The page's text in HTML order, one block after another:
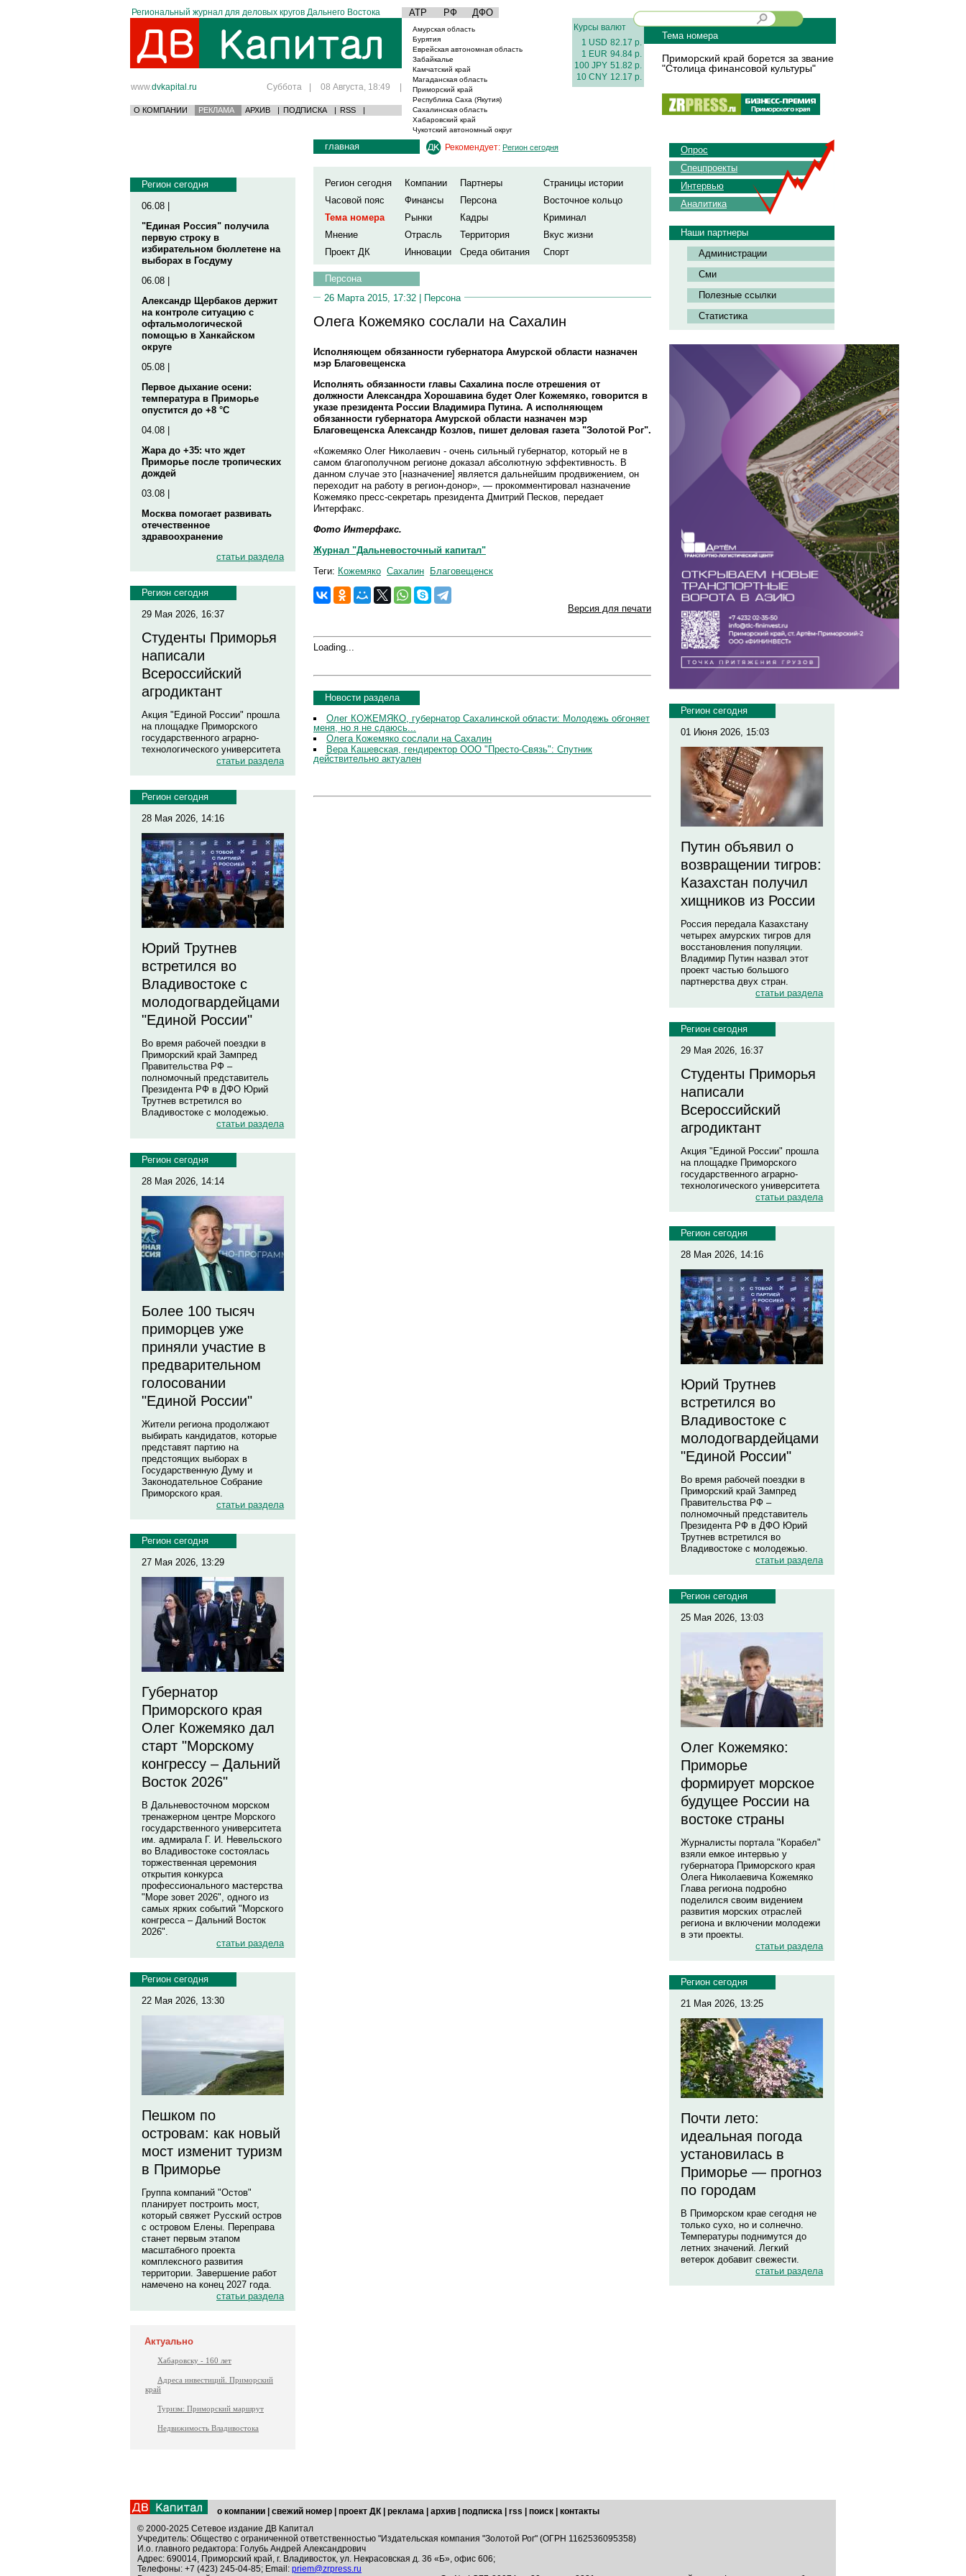
Региональный журнал для деловых кругов Дальнего Востока АТР РФ ДФО
www.dvkapital.ru Суббота | 08 Августа, 18:49 |
О КОМПАНИИ РЕКЛАМА АРХИВ | ПОДПИСКА | RSS |
Амурская область
Бурятия
Еврейская автономная область
Забайкалье
Камчатский край
Магаданская область
Приморский край
Республика Саха (Якутия)
Сахалинская область
Хабаровский край
Чукотский автономный округ
Курсы валют
1 USD 82.17 р.
1 EUR 94.84 р.
100 JPY 51.82 р.
10 CNY 12.17 р.
Тема номера
Приморский край борется за звание
"Столица финансовой культуры"
Регион сегодня
06.08 |
"Единая Россия" получила
первую строку в
избирательном бюллетене на
выборах в Госдуму
06.08 |
Александр Щербаков держит
на контроле ситуацию с
офтальмологической
помощью в Ханкайском
округе
05.08 |
Первое дыхание осени:
температура в Приморье
опустится до +8 °C
04.08 |
Жара до +35: что ждет
Приморье после тропических
дождей
03.08 |
Москва помогает развивать
отечественное
здравоохранение
статьи раздела
Регион сегодня
29 Мая 2026, 16:37
Студенты Приморья
написали
Всероссийский
агродиктант
Акция "Единой России" прошла
на площадке Приморского
государственного аграрно-
технологического университета
статьи раздела
Регион сегодня
28 Мая 2026, 14:16
Юрий Трутнев
встретился во
Владивостоке с
молодогвардейцами
"Единой России"
Во время рабочей поездки в
Приморский край Зампред
Правительства РФ –
полномочный представитель
Президента РФ в ДФО Юрий
Трутнев встретился во
Владивостоке с молодежью.
статьи раздела
Регион сегодня
28 Мая 2026, 14:14
Более 100 тысяч
приморцев уже
приняли участие в
предварительном
голосовании
"Единой России"
Жители региона продолжают
выбирать кандидатов, которые
представят партию на
предстоящих выборах в
Государственную Думу и
Законодательное Собрание
Приморского края.
статьи раздела
Регион сегодня
27 Мая 2026, 13:29
Губернатор
Приморского края
Олег Кожемяко дал
старт "Морскому
конгрессу – Дальний
Восток 2026"
В Дальневосточном морском
тренажерном центре Морского
государственного университета
им. адмирала Г. И. Невельского
во Владивостоке состоялась
торжественная церемония
открытия конкурса
профессионального мастерства
"Море зовет 2026", одного из
самых ярких событий "Морского
конгресса – Дальний Восток
2026".
статьи раздела
Регион сегодня
22 Мая 2026, 13:30
Пешком по
островам: как новый
мост изменит туризм
в Приморье
Группа компаний "Остов"
планирует построить мост,
который свяжет Русский остров
с островом Елены. Переправа
станет первым этапом
масштабного проекта
комплексного развития
территории. Завершение работ
намечено на конец 2027 года.
статьи раздела
Актуально
Хабаровску - 160 лет
Адреса инвестиций. Приморский
край
Туризм: Приморский маршрут
Недвижимость Владивостока
главная Рекомендует: Регион сегодня
Регион сегодня Компании Партнеры
Страницы истории
Часовой пояс
Финансы Персона
Восточное кольцо
Тема номера
Рынки Кадры
Криминал
Мнение
Отрасль Территория
Вкус жизни
Проект ДК
Инновации Среда обитания Спорт
Персона
26 Марта 2015, 17:32 | Персона
Олега Кожемяко сослали на Сахалин
Исполняющем обязанности губернатора Амурской области назначен
мэр Благовещенска
Исполнять обязанности главы Сахалина после отрешения от
должности Александра Хорошавина будет Олег Кожемяко, говорится в
указе президента России Владимира Путина. А исполняющем
обязанности губернатора Амурской области назначен мэр
Благовещенска Александр Козлов, пишет деловая газета "Золотой Рог".
«Кожемяко Олег Николаевич - очень сильный губернатор, который не в
самом благополучном регионе доказал абсолютную эффективность. В
данном случае это [назначение] является дальнейшим продвижением, он
переходит на работу в регион-донор», — прокомментировал назначение
Кожемяко пресс-секретарь президента Дмитрий Песков, передает
Интерфакс.
Фото Интерфакс.
Журнал "Дальневосточный капитал"
Теги: Кожемяко Сахалин Благовещенск
Версия для печати
Loading...
Новости раздела
Олег КОЖЕМЯКО, губернатор Сахалинской области: Молодежь обгоняет
меня, но я не сдаюсь...
Олега Кожемяко сослали на Сахалин
Вера Кашевская, гендиректор ООО "Престо-Связь": Спутник
действительно актуален
Опрос
Спецпроекты
Интервью
Аналитика
Наши партнеры
Администрации
Сми
Полезные ссылки
Статистика
Регион сегодня
01 Июня 2026, 15:03
Путин объявил о
возвращении тигров:
Казахстан получил
хищников из России
Россия передала Казахстану
четырех амурских тигров для
восстановления популяции.
Владимир Путин назвал этот
проект частью большого
партнерства двух стран.
статьи раздела
Регион сегодня
29 Мая 2026, 16:37
Студенты Приморья
написали
Всероссийский
агродиктант
Акция "Единой России" прошла
на площадке Приморского
государственного аграрно-
технологического университета
статьи раздела
Регион сегодня
28 Мая 2026, 14:16
Юрий Трутнев
встретился во
Владивостоке с
молодогвардейцами
"Единой России"
Во время рабочей поездки в
Приморский край Зампред
Правительства РФ –
полномочный представитель
Президента РФ в ДФО Юрий
Трутнев встретился во
Владивостоке с молодежью.
статьи раздела
Регион сегодня
25 Мая 2026, 13:03
Олег Кожемяко:
Приморье
формирует морское
будущее России на
востоке страны
Журналисты портала "Корабел"
взяли емкое интервью у
губернатора Приморского края
Олега Николаевича Кожемяко
Глава региона подробно
поделился своим видением
развития морских отраслей
региона и включении молодежи
в эти проекты.
статьи раздела
Регион сегодня
21 Мая 2026, 13:25
Почти лето:
идеальная погода
установилась в
Приморье — прогноз
по городам
В Приморском крае сегодня не
только сухо, но и солнечно.
Температуры поднимутся до
летних значений. Легкий
ветерок добавит свежести.
статьи раздела
о компании свежий номер проект ДК реклама архив подписка rss поиск
контакты
© 2000-2025 Сетевое издание ДВ Капитал
Учредитель: Общество с ограниченной ответственностью "Издательская компания "Золотой Рог" (ОГРН 1162536095358)
И.о. главного редактора: Голубь Андрей Александрович
Адрес: 690014, Приморский край, г. Владивосток, ул. Некрасовская д. 36 «Б», офис 606;
Телефоны: +7 (423) 245-04-85; Email: priem@zrpress.ru